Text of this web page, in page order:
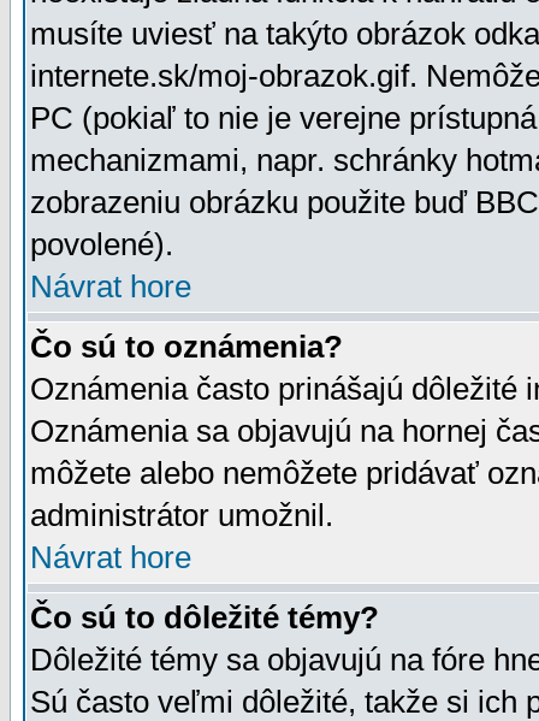
musíte uviesť na takýto obrázok
internete.sk/moj-obrazok.gif.
PC (pokiaľ to nie je verejne
mechanizmami, napr. schránky
zobrazeniu obrázku použite buď
povolené).
Návrat hore
Čo sú to oznámenia?
Oznámenia často prinášajú dôležité
Oznámenia sa objavujú na hornej
môžete alebo nemôžete pridávať
administrátor umožnil.
Návrat hore
Čo sú to dôležité témy?
Dôležité témy sa objavujú na fóre
Sú často veľmi dôležité, takže si ich